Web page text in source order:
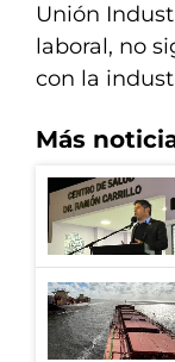
Unión
laboral, no
con la
Más